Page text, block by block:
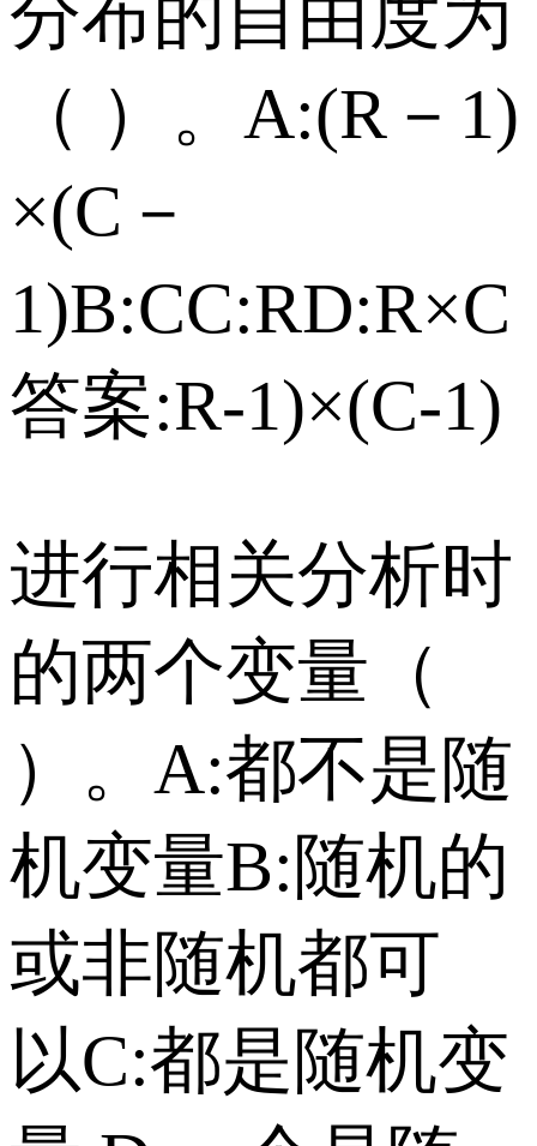
分布的自由度为
（ ）。 A:(R－1)
×(C－
1) B:C C:R D:R×C
答案:R-1)×(C-1)
进行相关分析时
的两个变量（
）。 A:都不是随
机变量 B:随机的
或非随机都可
以 C:都是随机变